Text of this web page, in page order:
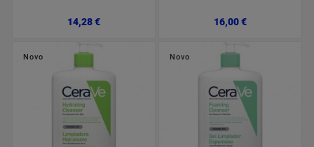
14,28 €Preço 16,00 €Preço
Novo Novo